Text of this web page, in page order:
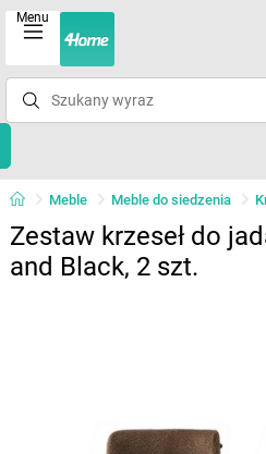
Menu
Meble Meble do siedzenia
Zestaw krzeseł do
and Black, 2 szt.